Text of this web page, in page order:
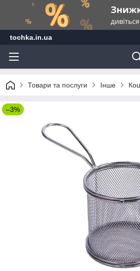
tochka.in.ua
Товари та послуги Інше
–3%